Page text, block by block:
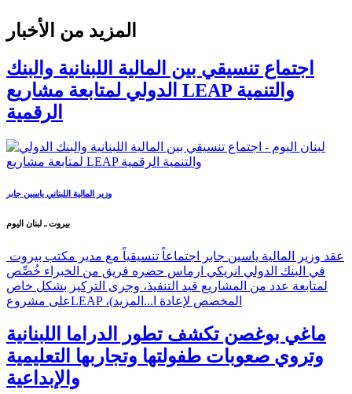
المزيد من الأخبار
اجتماع تنسيقي بين المالية اللبنانية والبنك
الدولي لمتابعة مشاريع LEAP والتنمية
الرقمية
وزير المالية اللبناني ياسين جابر
بيروت ـ لبنان اليوم
في البنك الدولي انريكي ارماس حضره فريق من الخبراء خُصِّص
لمتابعة عدد من المشاريع قيد التنفيذ، وجرى التركيز بشكل خاص
على مشروعLEAP ،(المخصص لإعادة ا... المزيد
ماغي بوغصن تكشف تطور الدراما اللبنانية
وتروي صعوبات طفولتها وتجاربها التعليمية
والإبداعية